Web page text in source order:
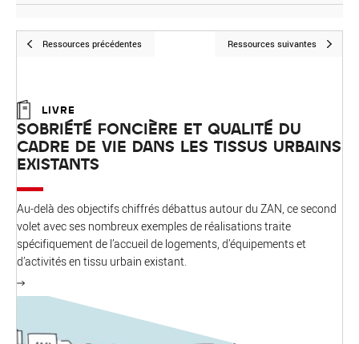
Ressources précédentes Ressources suivantes
LIVRE
SOBRIÉTÉ FONCIÈRE ET QUALITÉ DU
CADRE DE VIE DANS LES TISSUS URBAINS
EXISTANTS
Au-delà des objectifs chiffrés débattus autour du ZAN, ce second
volet avec ses nombreux exemples de réalisations traite
spécifiquement de l’accueil de logements, d’équipements et
d’activités en tissu urbain existant.